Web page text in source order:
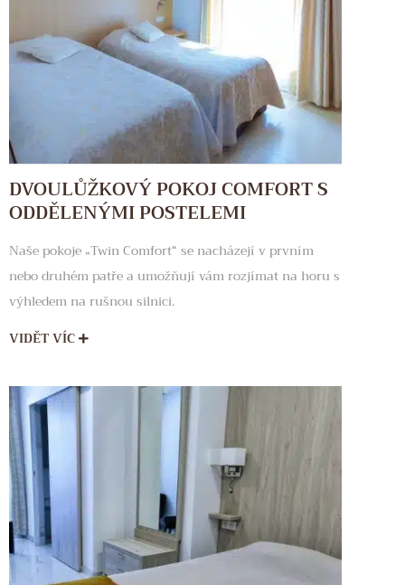
DVOULŮŽKOVÝ POKOJ COMFORT S
ODDĚLENÝMI POSTELEMI
Naše pokoje „Twin Comfort“ se nacházejí v prvním
nebo druhém patře a umožňují vám rozjímat na horu s
výhledem na rušnou silnici.
VIDĚT VÍC